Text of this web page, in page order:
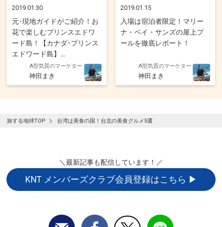
2019.01.30
元･現地ガイドがご紹介！お
花で楽しむプリンスエドワ
ード島！【カナダ･プリンス
エドワード島】
A型気質のマーケター
神田まき
2019.01.15
入場は宿泊者限定！マリー
ナ・ベイ・サンズの屋上プ
ールを徹底レポート！
A型気質のマーケター
神田まき
旅する地球TOP 台湾は美食の国！台北の美食グルメ5選
＼最新記事も配信しています！／
KNT メンバーズクラブ会員登録はこちら